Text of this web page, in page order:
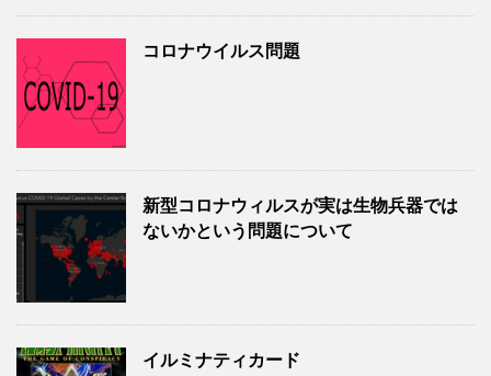
コロナウイルス問題
新型コロナウィルスが実は生物兵器では
ないかという問題について
イルミナティカード